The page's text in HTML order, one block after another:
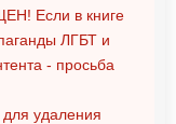
Если в книге
ЛГБТ и
- просьба
для удаления